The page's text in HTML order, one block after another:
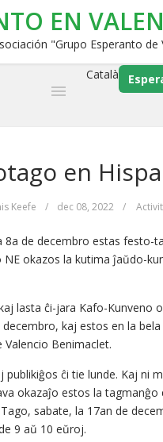
EN
"Grupo Esperanto de
Català
en
Keefe / dec 08, 2022 /
8a de decembro estas festo-
NE okazos la kutima ĵaŭdo-
lasta ĉi-jara Kafo-Kunveno
decembro, kaj estos en la bela
Valencio Benimaclet.
publikiĝos ĉi tie lunde. Kaj ni
okazaĵo estos la tagmanĝo
sabate, la 17an de
9 aŭ 10 eŭroj.